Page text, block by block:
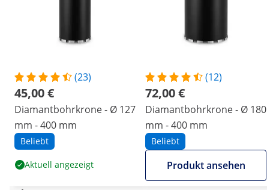
(23)
45,00 €
Diamantbohrkrone - Ø 127
mm - 400 mm
Beliebt
Aktuell angezeigt
(12)
72,00 €
Diamantbohrkrone - Ø 180
mm - 400 mm
Beliebt
Produkt ansehen